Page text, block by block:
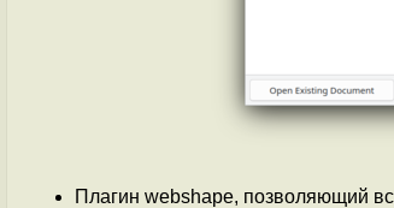
Плагин webshape, позволяющий